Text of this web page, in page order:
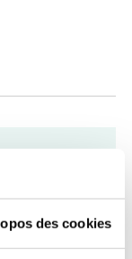
des cookies